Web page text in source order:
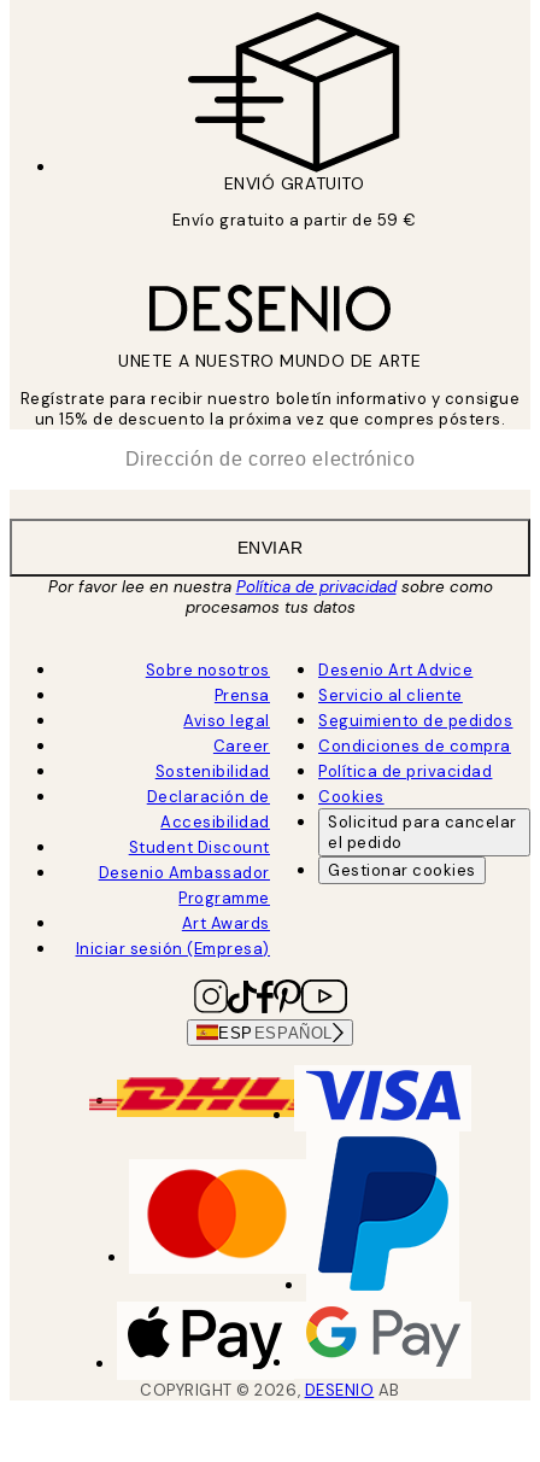
ENVIÓ GRATUITO
Envío gratuito a partir de 59 €
UNETE A NUESTRO MUNDO DE ARTE
Regístrate para recibir nuestro boletín informativo y consigue
un 15% de descuento la próxima vez que compres pósters.
ENVIAR
Por favor lee en nuestra Política de privacidadsobre como
procesamos tus datos
Sobre nosotros
Prensa
Aviso legal
Career
Sostenibilidad
Declaración de
Accesibilidad
Student Discount
Desenio Ambassador
Programme
Art Awards
Iniciar sesión (Empresa)
Desenio Art Advice
Servicio al cliente
Seguimiento de pedidos
Condiciones de compra
Política de privacidad
Cookies
Solicitud para cancelar
el pedido
Gestionar cookies
ESP ESPAÑOL
COPYRIGHT ©2026, DESENIO AB